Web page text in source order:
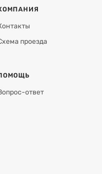
проезда
ответ